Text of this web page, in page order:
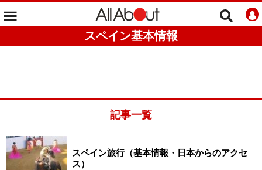
スペイン基本情報
記事一覧
スペイン旅行（基本情報・日本からのアクセ
ス）